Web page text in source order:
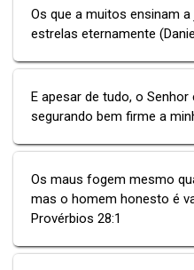
Os que a muitos ensinam
estrelas eternamente
E apesar de tudo, o
segurando bem firme a
Os maus fogem mesmo
mas o homem honesto é
Provérbios 28:1